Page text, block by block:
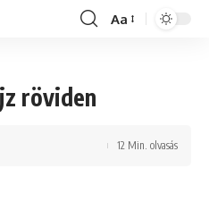
Font
Aa
röviden
12 Min. olvasás